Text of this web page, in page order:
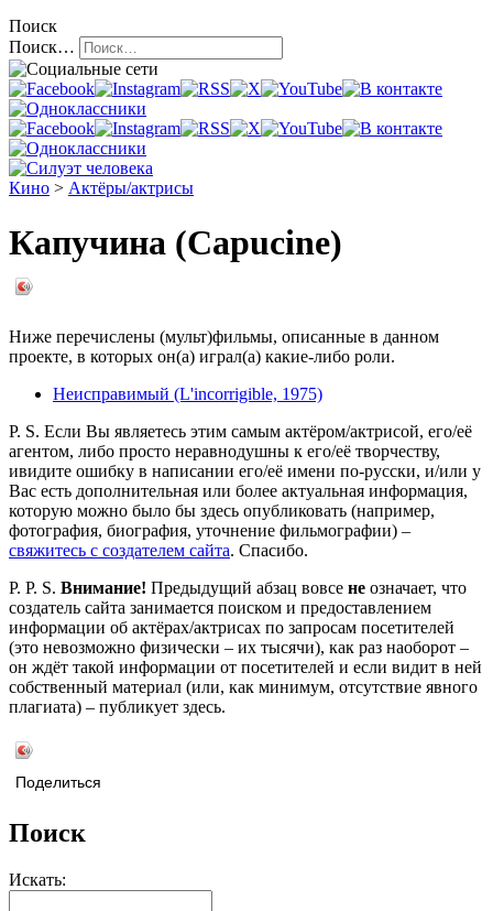
Поиск
Поиск…
Кино > Актёры/актрисы
Капучина (Capucine)
Ниже перечислены (мульт)фильмы, описанные в данном
проекте, в которых он(а) играл(а) какие-либо роли.
Неисправимый (L'incorrigible, 1975)
P. S. Если Вы являетесь этим самым актёром/актрисой, его/её
агентом, либо просто неравнодушны к его/её творчеству,
ивидите ошибку в написании его/её имени по-русски, и/или у
Вас есть дополнительная или более актуальная информация,
которую можно было бы здесь опубликовать (например,
фотография, биография, уточнение фильмографии) –
свяжитесь с создателем сайта. Спасибо.
P. P. S. Внимание! Предыдущий абзац вовсе не означает, что
создатель сайта занимается поиском и предоставлением
информации об актёрах/актрисах по запросам посетителей
(это невозможно физически – их тысячи), как раз наоборот –
он ждёт такой информации от посетителей и если видит в ней
собственный материал (или, как минимум, отсутствие явного
плагиата) – публикует здесь.
Поделиться
Поиск
Искать: